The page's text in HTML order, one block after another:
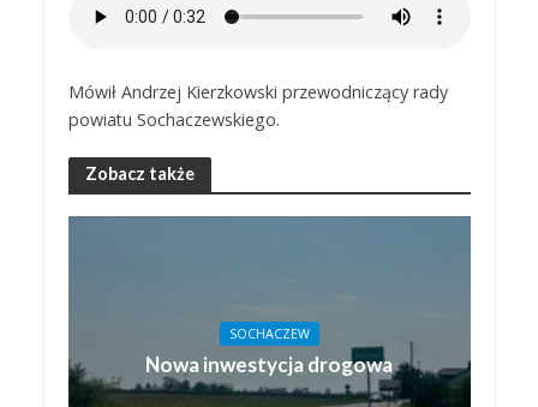
Mówił Andrzej Kierzkowski przewodniczący rady
powiatu Sochaczewskiego.
Zobacz także
SOCHACZEW
Nowa inwestycja drogowa